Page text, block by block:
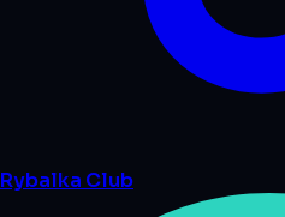
Rybalka Club